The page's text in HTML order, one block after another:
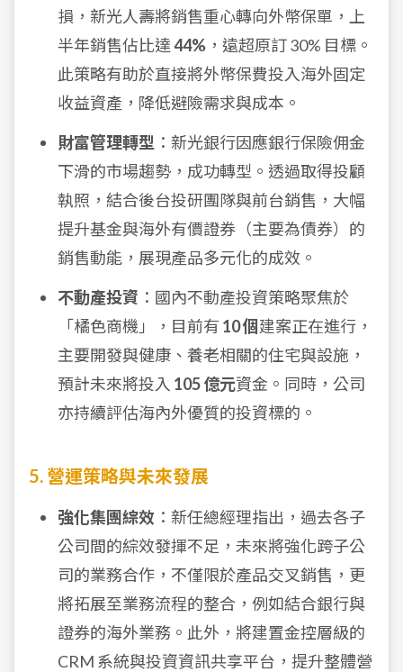
損，新光人壽將銷售重心轉向外幣保單，上
半年銷售佔比達44% ，遠超原訂 30% 目標。
此策略有助於直接將外幣保費投入海外固定
收益資產，降低避險需求與成本。
財富管理轉型 ：新光銀行因應銀行保險佣金
下滑的市場趨勢，成功轉型。透過取得投顧
執照，結合後台投研團隊與前台銷售，大幅
提升基金與海外有價證券（主要為債券）的
銷售動能，展現產品多元化的成效。
不動產投資 ：國內不動產投資策略聚焦於
「橘色商機」，目前有 10 個 建案正在進行，
主要開發與健康、養老相關的住宅與設施，
預計未來將投入 105 億元資金。同時，公司
亦持續評估海內外優質的投資標的。
5. 營運策略與未來發展
強化集團綜效 ：新任總經理指出，過去各子
公司間的綜效發揮不足，未來將強化跨子公
司的業務合作，不僅限於產品交叉銷售，更
將拓展至業務流程的整合，例如結合銀行與
證券的海外業務。此外，將建置金控層級的
CRM 系統與投資資訊共享平台，提升整體營